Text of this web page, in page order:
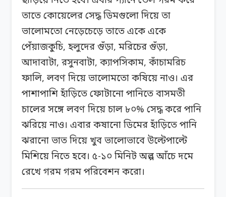
তাতে কোয়েলের সেদ্ধ ডিমগুলো দিয়ে তা
ভালোমতো নেড়েচেড়ে তাতে একে একে
পেঁয়াজকুচি, হলুদের গুঁড়া, মরিচের গুঁড়া,
আদাবাটা, রসুনবাটা, ক্যাপসিকাম, কাঁচামরিচ
ফালি, লবণ দিয়ে ভালোমতো কষিয়ে নাও। এর
পাশাপাশি হাঁড়িতে ফোটানো পানিতে বাসমতী
চালের সঙ্গে লবণ দিয়ে চাল ৮০% সেদ্ধ করে পানি
ঝরিয়ে নাও। এবার কষানো ডিমের হাঁড়িতে পানি
ঝরানো ভাত দিয়ে খুব ভালোভাবে উল্টেপাল্টে
মিশিয়ে নিতে হবে। ৫-১০ মিনিট অল্প আঁচে দমে
রেখে গরম গরম পরিবেশন করো।